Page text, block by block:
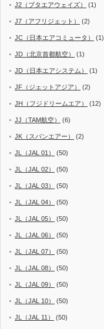
J2（ブタエアウェイズ） (1)
J7（アフリジェット） (2)
JC（日本エアコミュータ） (1)
JD（北京首都航空） (1)
JD（日本エアシステム） (1)
JF（ジェットアジア） (2)
JH（フジドリームエア） (12)
JJ（TAM航空） (6)
JK（スパンエアー） (2)
JL（JAL 01） (50)
JL（JAL 02） (50)
JL（JAL 03） (50)
JL（JAL 04） (50)
JL（JAL 05） (50)
JL（JAL 06） (50)
JL（JAL 07） (50)
JL（JAL 08） (50)
JL（JAL 09） (50)
JL（JAL 10） (50)
JL（JAL 11） (50)